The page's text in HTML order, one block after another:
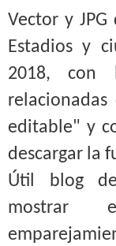
Vector y
Estadios y
2018, con
editable" y
descargar la
Útil blog
mostrar